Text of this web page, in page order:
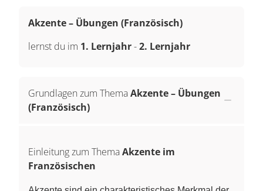
Akzente – Übungen (Französisch)
lernst du im 1. Lernjahr-2. Lernjahr
Grundlagen zum ThemaAkzente – Übungen
(Französisch)
Einleitung zum ThemaAkzente im
Französischen